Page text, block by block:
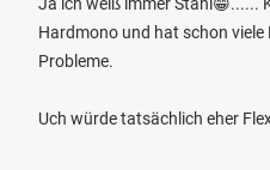
Hardmono und hat schon
Probleme.
Uch würde tatsächlich eher